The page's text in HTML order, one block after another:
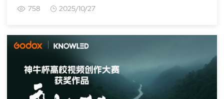
758 2025/10/27